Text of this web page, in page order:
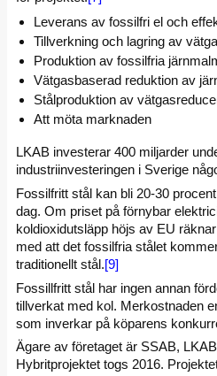
Leverans av fossilfri el och
Tillverkning och lagring av
Produktion av fossilfria
Vätgasbaserad reduktion av
Stålproduktion av
Att möta marknaden
LKAB investerar 400 miljarder
industriinvesteringen i Sverige
Fossilfritt stål kan bli 20-30
dag. Om priset på förnybar
koldioxidutsläpp höjs av EU
med att det fossilfria stålet
traditionellt stål.[9]
Fossillfritt stål har ingen annan
tillverkat med kol. Merkostnaden
som inverkar på köparens
Ägare av företaget är SSAB,
Hybritprojektet togs 2016.